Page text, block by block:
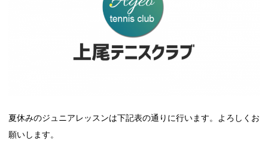
夏休みのジュニアレッスンは下記表の通りに行います。よろしくお
願いします。